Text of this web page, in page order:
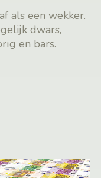
als een wekker.
dwars,
en bars.